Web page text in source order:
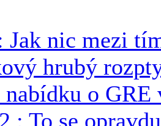
Jak nic mezi
hrubý
o GRE
: To se